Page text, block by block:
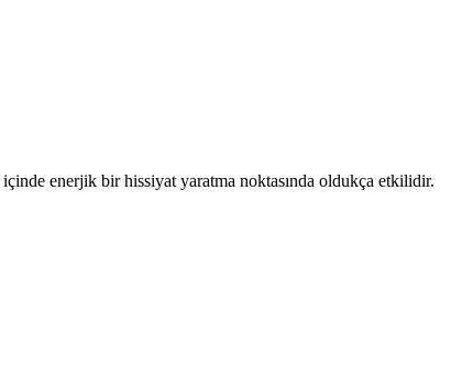
enerjik bir hissiyat yaratma noktasında oldukça etkilidir.